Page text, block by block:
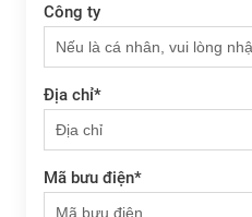
Công ty
Địa chỉ*
Mã bưu điện*